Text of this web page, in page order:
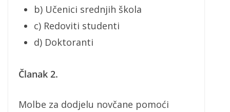
b) Učenici srednjih škola
c) Redoviti studenti
d) Doktoranti
Članak 2.
Molbe za dodjelu novčane pomoći